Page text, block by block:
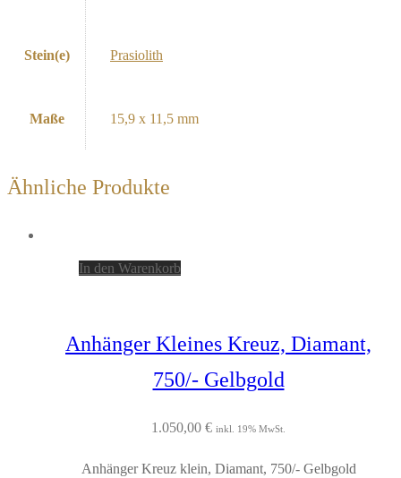
Stein(e) Prasiolith
Maße 15,9 x 11,5 mm
Ähnliche Produkte
In den Warenkorb
Anhänger Kleines Kreuz, Diamant,
750/- Gelbgold
1.050,00 € inkl. 19% MwSt.
Anhänger Kreuz klein, Diamant, 750/- Gelbgold